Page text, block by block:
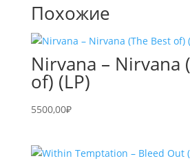
Похожие
Nirvana – Nirvana
of) (LP)
5500,00₽